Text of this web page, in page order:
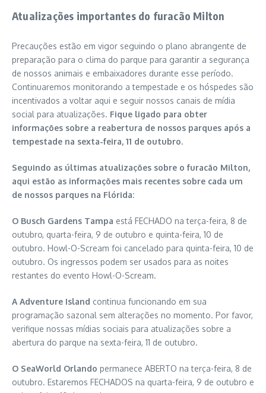
Atualizações importantes do furacão Milton
Precauções estão em vigor seguindo o plano abrangente de
preparação para o clima do parque para garantir a segurança
de nossos animais e embaixadores durante esse período.
Continuaremos monitorando a tempestade e os hóspedes são
incentivados a voltar aqui e seguir nossos canais de mídia
social para atualizações. Fique ligado para obter
informações sobre a reabertura de nossos parques após a
tempestade na sexta-feira, 11 de outubro.
Seguindo as últimas atualizações sobre o furacão Milton,
aqui estão as informações mais recentes sobre cada um
de nossos parques na Flórida:
O Busch Gardens Tampa está FECHADO na terça-feira, 8 de
outubro, quarta-feira, 9 de outubro e quinta-feira, 10 de
outubro. Howl-O-Scream foi cancelado para quinta-feira, 10 de
outubro. Os ingressos podem ser usados para as noites
restantes do evento Howl-O-Scream.
A Adventure Island continua funcionando em sua
programação sazonal sem alterações no momento. Por favor,
verifique nossas mídias sociais para atualizações sobre a
abertura do parque na sexta-feira, 11 de outubro.
O SeaWorld Orlando permanece ABERTO na terça-feira, 8 de
outubro. Estaremos FECHADOS na quarta-feira, 9 de outubro e